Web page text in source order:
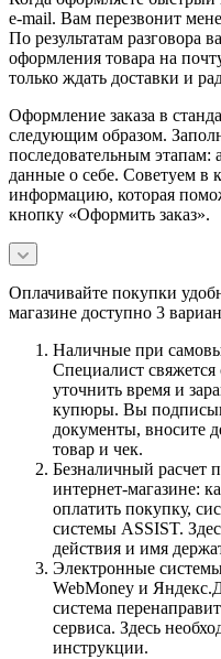
e-mail. Вам перезвонит
По результатам разговора
оформления товара на
только ждать доставки и
Оформление заказа в
следующим образом.
последовательным этапам:
данные о себе. Советуем в
информацию, которая
кнопку «Оформить заказ».
Оплачивайте покупки
магазине доступно 3
Наличные при
Специалист
уточнить время и
купюры. Вы
документы, вносите
товар и чек.
Безналичный расчет
интернет-магазине:
оплатить покупку,
системы ASSIST.
действия и имя
Электронные
WebMoney и
система
сервиса. Здесь
инструкции.